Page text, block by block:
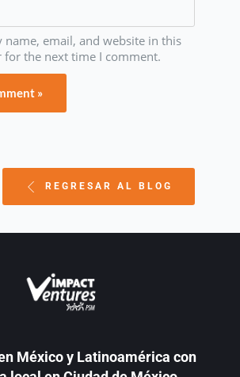
name, email, and website in this
for the next time I comment.
REGRESAR AL BLOG
México y Latinoamérica con